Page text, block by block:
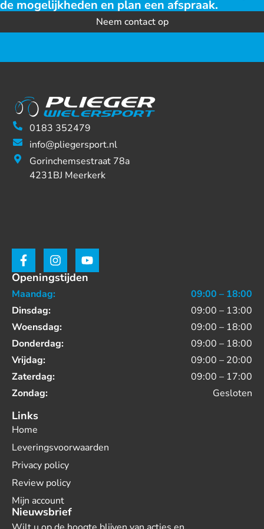
de mogelijkheden en plan een afspraak.
Neem contact op
0183 352479
info@pliegersport.nl
Gorinchemsestraat 78a
4231BJ Meerkerk
Openingstijden
Maandag:
09:00 – 18:00
Dinsdag:
09:00 – 13:00
Woensdag:
09:00 – 18:00
Donderdag:
09:00 – 18:00
Vrijdag:
09:00 – 20:00
Zaterdag:
09:00 – 17:00
Zondag:
Gesloten
Links
Home
Leveringsvoorwaarden
Privacy policy
Review policy
Mijn account
Nieuwsbrief